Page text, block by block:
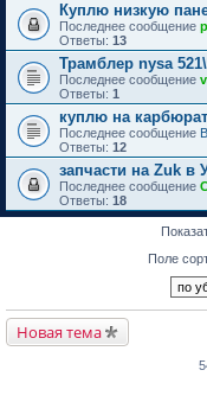
Куплю низкую
Последнее сообщение
Ответы: 13
Трамблер nysa
Последнее сообщение
Ответы: 1
куплю на
Последнее сообщение
Ответы: 12
запчасти на Zuk в
Последнее сообщение
Ответы: 18
Поле
Новая тема